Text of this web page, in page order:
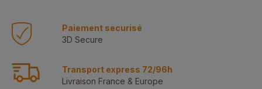
Paiement securisé
3D Secure
Transport express 72/96h
Livraison France & Europe